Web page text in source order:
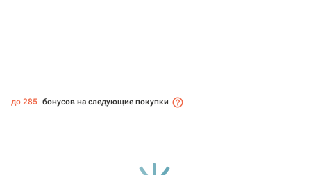
до 285 бонусов на следующие покупки